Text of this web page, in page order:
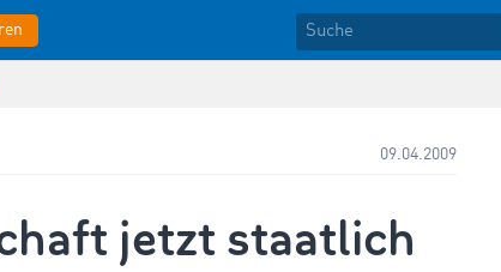
09.04.2009
jetzt staatlich